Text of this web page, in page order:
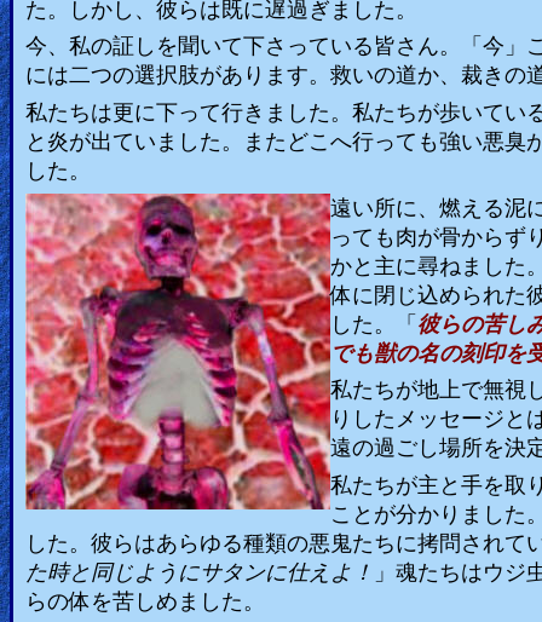
た。しかし、彼らは既に遅過ぎました。
今、私の証しを聞いて下さっている皆さん。「今
には二つの選択肢があります。救いの道か、裁きの
私たちは更に下って行きました。私たちが歩いて
と炎が出ていました。またどこへ行っても強い悪
した。
遠い所に、燃える泥
っても肉が骨からず
かと主に尋ねました
体に閉じ込められた
した。「 彼らの苦し
でも獣の名の刻印を
私たちが地上で無視
りしたメッセージ
遠の過ごし場所を決
私たちが主と手を取
ことが分かりました
した。彼らはあらゆる種類の悪鬼たちに拷問されて
た時と同じようにサタンに仕えよ！ 」魂たちはウジ
らの体を苦しめました。